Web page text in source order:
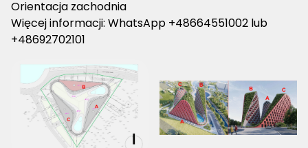
Orientacja zachodnia
Więcej informacji: WhatsApp +48664551002 lub
+48692702101